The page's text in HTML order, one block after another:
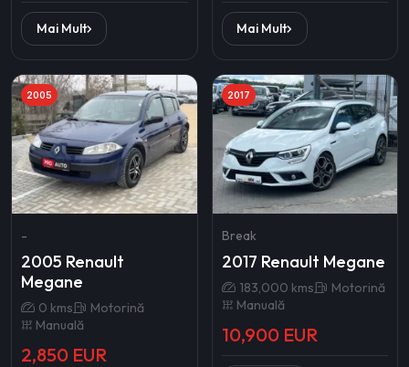
Mai Mult Mai Mult
2005
-
2005 Renault
Megane
0 kms
Motorină
Manuală
2,850 EUR
2017
Break
2017 Renault Megane
183,000 kms
Motorină
Manuală
10,900 EUR